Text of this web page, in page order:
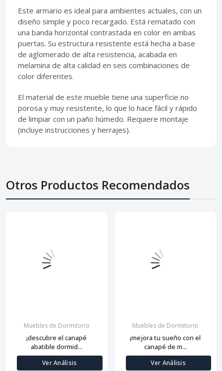
Este armario es ideal para ambientes actuales, con un
diseño simple y poco recargado. Está rematado con
una banda horizontal contrastada en color en ambas
puertas. Su estructura resistente está hecha a base
de aglomerado de alta resistencia, acabada en
melamina de alta calidad en seis combinaciones de
color diferentes.
El material de este mueble tiene una superficie no
porosa y muy resistente, lo que lo hace fácil y rápido
de limpiar con un paño húmedo. Requiere montaje
(incluye instrucciones y herrajes).
Otros Productos Recomendados
Muebles de Dormitorio
¡descubre el canapé
abatible dormid...
Ver Análisis
Muebles de Dormitorio
¡mejora tu sueño con el
canapé de m...
Ver Análisis